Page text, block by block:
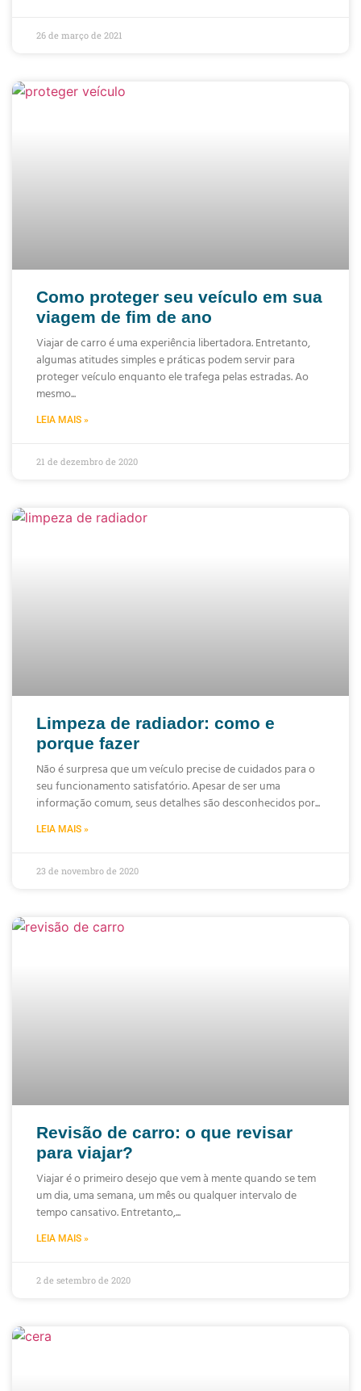
26 de março de 2021
Como proteger seu veículo em sua
viagem de fim de ano
Viajar de carro é uma experiência libertadora. Entretanto,
algumas atitudes simples e práticas podem servir para
proteger veículo enquanto ele trafega pelas estradas. Ao
mesmo
LEIA MAIS »
21 de dezembro de 2020
Limpeza de radiador: como e
porque fazer
Não é surpresa que um veículo precise de cuidados para o
seu funcionamento satisfatório. Apesar de ser uma
informação comum, seus detalhes são desconhecidos por
LEIA MAIS »
23 de novembro de 2020
Revisão de carro: o que revisar
para viajar?
Viajar é o primeiro desejo que vem à mente quando se tem
um dia, uma semana, um mês ou qualquer intervalo de
tempo cansativo. Entretanto,
LEIA MAIS »
2 de setembro de 2020